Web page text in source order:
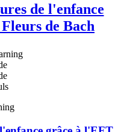
de l'enfance
de Bach